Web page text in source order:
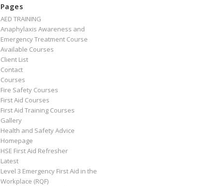
Pages
AED TRAINING
Anaphylaxis Awareness and
Emergency Treatment Course
Available Courses
Client List
Contact
Courses
Fire Safety Courses
First Aid Courses
First Aid Training Courses
Gallery
Health and Safety Advice
Homepage
HSE First Aid Refresher
Latest
Level 3 Emergency First Aid in the
Workplace (RQF)